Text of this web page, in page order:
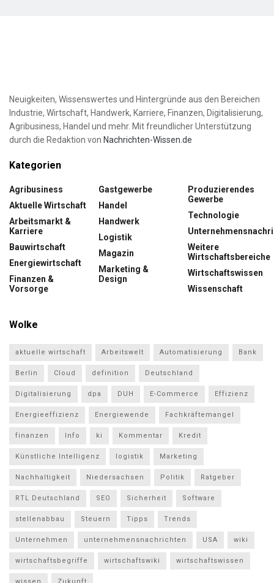
Neuigkeiten, Wissenswertes und Hintergründe aus den Bereichen
Industrie, Wirtschaft, Handwerk, Karriere, Finanzen, Digitalisierung,
Agribusiness, Handel und mehr. Mit freundlicher Unterstützung
durch die Redaktion von Nachrichten-Wissen.de
Kategorien
Agribusiness
Aktuelle Wirtschaft
Arbeitsmarkt &
Karriere
Bauwirtschaft
Energiewirtschaft
Finanzen &
Vorsorge
Gastgewerbe
Handel
Handwerk
Logistik
Magazin
Marketing &
Design
Produzierendes
Gewerbe
Technologie
Weitere
Wirtschaftsbereiche
Wirtschaftswissen
Wissenschaft
Wolke
aktuelle wirtschaft Arbeitswelt Automatisierung Bank
Berlin Cloud definition Deutschland
Digitalisierung dpa DUH E-Commerce Effizienz
Energieeffizienz Energiewende Fachkräftemangel
finanzen Info ki Kommentar Kredit
Künstliche Intelligenz logistik Marketing
Nachhaltigkeit Niedersachsen Politik Ratgeber
RTL Deutschland SEO Sicherheit Software
stellenabbau Steuern Tipps Trends
Unternehmen unternehmensnachrichten USA wiki
wirtschaftsbegriffe wirtschaftswiki wirtschaftswissen